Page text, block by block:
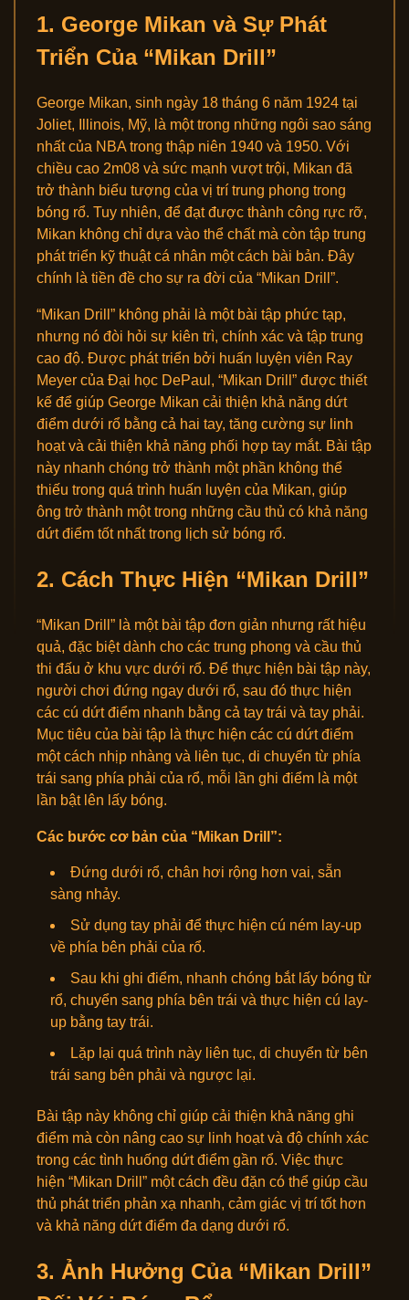
1. George Mikan và Sự Phát
Triển Của “Mikan Drill”
George Mikan, sinh ngày 18 tháng 6 năm 1924 tại
Joliet, Illinois, Mỹ, là một trong những ngôi sao sáng
nhất của NBA trong thập niên 1940 và 1950. Với
chiều cao 2m08 và sức mạnh vượt trội, Mikan đã
trở thành biểu tượng của vị trí trung phong trong
bóng rổ. Tuy nhiên, để đạt được thành công rực rỡ,
Mikan không chỉ dựa vào thể chất mà còn tập trung
phát triển kỹ thuật cá nhân một cách bài bản. Đây
chính là tiền đề cho sự ra đời của “Mikan Drill”.
“Mikan Drill” không phải là một bài tập phức tạp,
nhưng nó đòi hỏi sự kiên trì, chính xác và tập trung
cao độ. Được phát triển bởi huấn luyện viên Ray
Meyer của Đại học DePaul, “Mikan Drill” được thiết
kế để giúp George Mikan cải thiện khả năng dứt
điểm dưới rổ bằng cả hai tay, tăng cường sự linh
hoạt và cải thiện khả năng phối hợp tay mắt. Bài tập
này nhanh chóng trở thành một phần không thể
thiếu trong quá trình huấn luyện của Mikan, giúp
ông trở thành một trong những cầu thủ có khả năng
dứt điểm tốt nhất trong lịch sử bóng rổ.
2. Cách Thực Hiện “Mikan Drill”
“Mikan Drill” là một bài tập đơn giản nhưng rất hiệu
quả, đặc biệt dành cho các trung phong và cầu thủ
thi đấu ở khu vực dưới rổ. Để thực hiện bài tập này,
người chơi đứng ngay dưới rổ, sau đó thực hiện
các cú dứt điểm nhanh bằng cả tay trái và tay phải.
Mục tiêu của bài tập là thực hiện các cú dứt điểm
một cách nhịp nhàng và liên tục, di chuyển từ phía
trái sang phía phải của rổ, mỗi lần ghi điểm là một
lần bật lên lấy bóng.
Các bước cơ bản của “Mikan Drill”:
Đứng dưới rổ, chân hơi rộng hơn vai, sẵn
sàng nhảy.
Sử dụng tay phải để thực hiện cú ném lay-up
về phía bên phải của rổ.
Sau khi ghi điểm, nhanh chóng bắt lấy bóng từ
rổ, chuyển sang phía bên trái và thực hiện cú lay-
up bằng tay trái.
Lặp lại quá trình này liên tục, di chuyển từ bên
trái sang bên phải và ngược lại.
Bài tập này không chỉ giúp cải thiện khả năng ghi
điểm mà còn nâng cao sự linh hoạt và độ chính xác
trong các tình huống dứt điểm gần rổ. Việc thực
hiện “Mikan Drill” một cách đều đặn có thể giúp cầu
thủ phát triển phản xạ nhanh, cảm giác vị trí tốt hơn
và khả năng dứt điểm đa dạng dưới rổ.
3. Ảnh Hưởng Của “Mikan Drill”